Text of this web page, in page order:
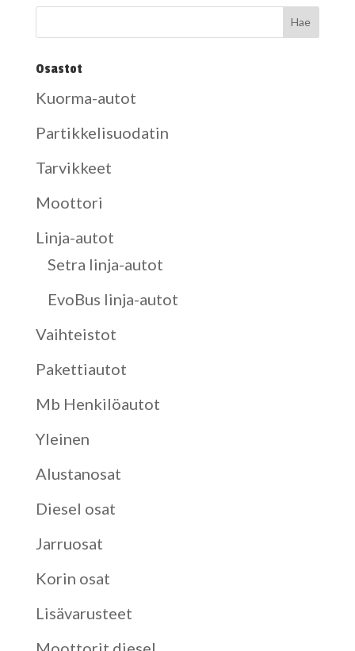
Osastot
Kuorma-autot
Partikkelisuodatin
Tarvikkeet
Moottori
Linja-autot
Setra linja-autot
EvoBus linja-autot
Vaihteistot
Pakettiautot
Mb Henkilöautot
Yleinen
Alustanosat
Diesel osat
Jarruosat
Korin osat
Lisävarusteet